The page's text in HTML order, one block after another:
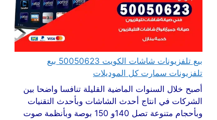
بيع تلفزيونات شاشات الكويت 50050623 بيع
تلفزيونات سمارت كل الموديلات
أصبح خلال السنوات الماضية القليلة تنافسا واضحا بين
الشركات في انتاج أحدث الشاشات وبأحدث التقنيات
وبأحجام متنوعة تصل 140و 150 بوصة وبأنظمة صوت